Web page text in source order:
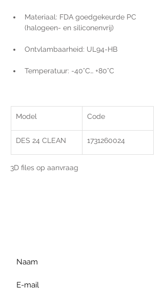
Materiaal: FDA goedgekeurde PC
(halogeen- en siliconenvrij)
Ontvlambaarheid: UL94-HB
Temperatuur: -40°C… +80°C
Model Code
DES 24 CLEAN 1731260024
3D files op aanvraag